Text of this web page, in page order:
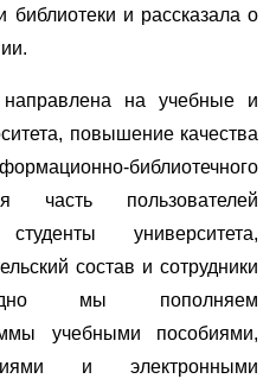
библиотеки и рассказала о
на учебные и
повышение качества
библиотечного
часть пользователей
университета,
состав и сотрудники
мы пополняем
учебными пособиями,
и электронными